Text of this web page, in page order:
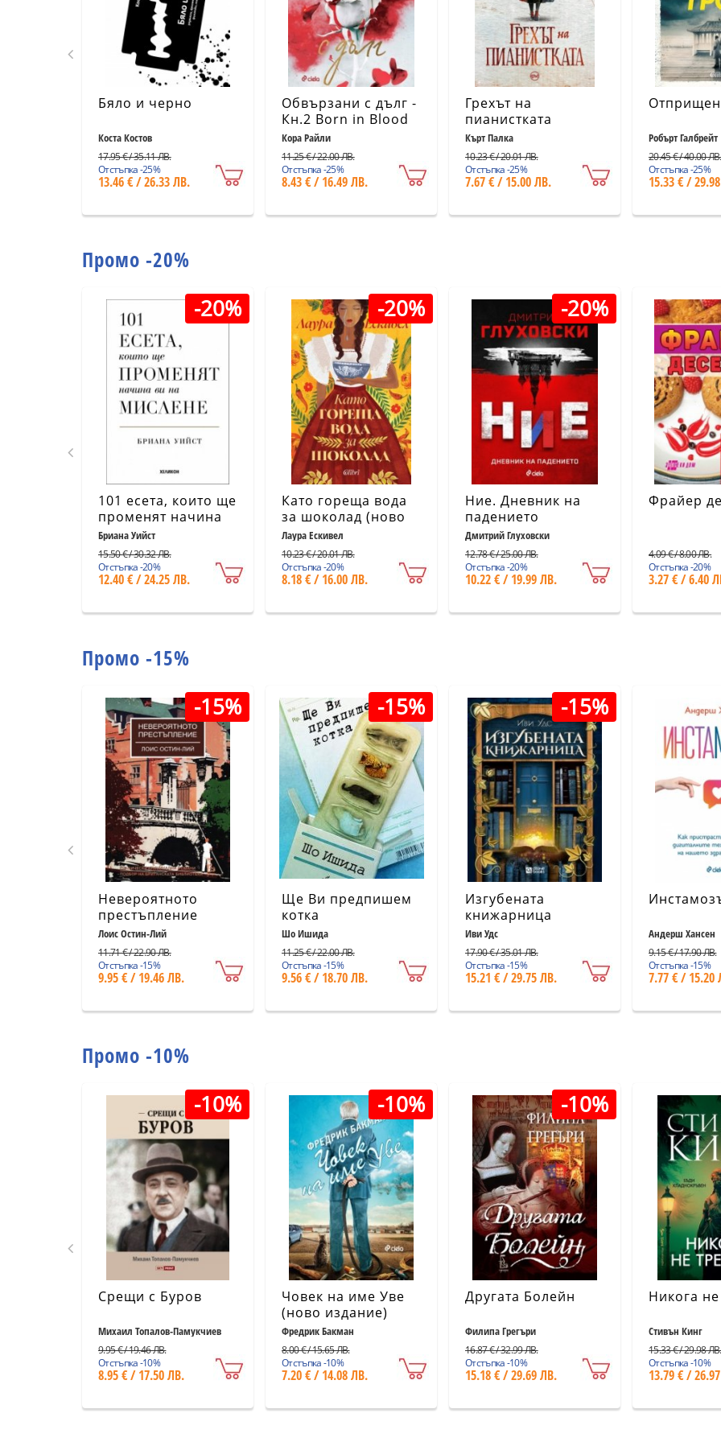
Бяло и черно
Коста Костов
17.95 € / 35.11 ЛВ.
Отстъпка -25%
13.46 € / 26.33 ЛВ.
Обвързани с дълг -
Кн.2 Born in Blood
Mafia Chronicles
Кора Райли
11.25 € / 22.00 ЛВ.
Отстъпка -25%
8.43 € / 16.49 ЛВ.
Грехът на
пианистката
Кърт Палка
10.23 € / 20.01 ЛВ.
Отстъпка -25%
7.67 € / 15.00 ЛВ.
Робърт Галбрейт
20.45 € / 40.00 ЛВ.
Отстъпка -25%
15.33 € /
Промо -20%
-20%
101 есета, които ще
променят начина
ви на мислене
Бриана Уийст
15.50 € / 30.32 ЛВ.
Отстъпка -20%
12.40 € / 24.25 ЛВ.
-20%
Като гореща вода
за шоколад (ново
издание)
Лаура Ескивел
10.23 € / 20.01 ЛВ.
Отстъпка -20%
8.18 € / 16.00 ЛВ.
-20%
Ние. Дневник на
падението
Дмитрий Глуховски
12.78 € / 25.00 ЛВ.
Отстъпка -20%
10.22 € / 19.99 ЛВ.
Фрайер
4.09 € / 8.00 ЛВ.
Отстъпка -20%
3.27 € / 6.40
Промо -15%
-15%
Невероятното
престъпление
Лоис Остин-Лий
11.71 € / 22.90 ЛВ.
Отстъпка -15%
9.95 € / 19.46 ЛВ.
-15%
Ще Ви предпишем
котка
Шо Ишида
11.25 € / 22.00 ЛВ.
Отстъпка -15%
9.56 € / 18.70 ЛВ.
-15%
Изгубената
книжарница
Иви Удс
17.90 € / 35.01 ЛВ.
Отстъпка -15%
15.21 € / 29.75 ЛВ.
Андерш Хансен
9.15 € / 17.90 ЛВ.
Отстъпка -15%
7.77 € / 15.20
Промо -10%
-10%
Срещи с Буров
Михаил Топалов-Памукчиев
9.95 € / 19.46 ЛВ.
Отстъпка -10%
8.95 € / 17.50 ЛВ.
-10%
Човек на име Уве
(ново издание)
Фредрик Бакман
8.00 € / 15.65 ЛВ.
Отстъпка -10%
7.20 € / 14.08 ЛВ.
-10%
Другата Болейн
Филипа Грегъри
16.87 € / 32.99 ЛВ.
Отстъпка -10%
15.18 € / 29.69 ЛВ.
Никога
Стивън Кинг
15.33 € / 29.98 ЛВ.
Отстъпка -10%
13.79 € /